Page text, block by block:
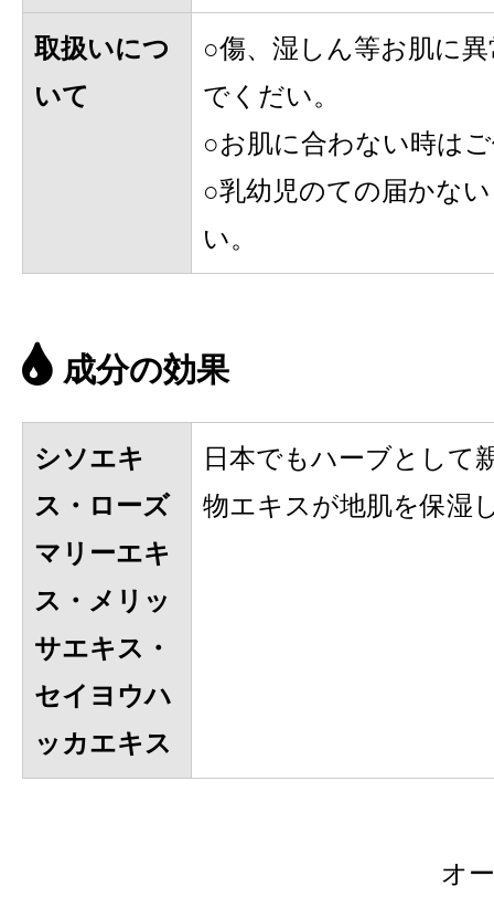
取扱いにつ
いて
○傷、湿しん等お肌に
でくだい。
○お肌に合わない時は
○乳幼児のての届かな
い。
成分の効果
シソエキ
ス・ローズ
マリーエキ
ス・メリッ
サエキス・
セイヨウハ
ッカエキス
日本でもハーブとして
物エキスが地肌を保湿
オ